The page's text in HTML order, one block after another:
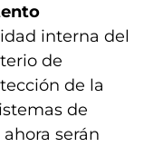
interna del
de
de la
de
serán